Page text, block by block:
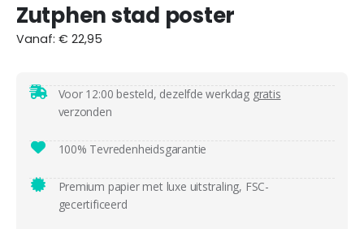
Zutphen stad poster
Vanaf: € 22,95
Voor 12:00 besteld, dezelfde werkdag gratis
verzonden
100% Tevredenheidsgarantie
Premium papier met luxe uitstraling, FSC-
gecertificeerd